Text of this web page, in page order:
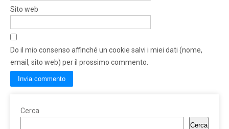
Sito web
Do il mio consenso affinché un cookie salvi i miei dati (nome,
email, sito web) per il prossimo commento.
Cerca
Cerca